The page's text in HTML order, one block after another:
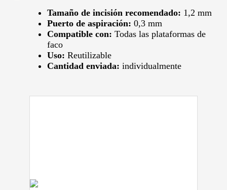
Tamaño de incisión recomendado: 1,2 mm
Puerto de aspiración: 0,3 mm
Compatible con: Todas las plataformas de
faco
Uso: Reutilizable
Cantidad enviada: individualmente